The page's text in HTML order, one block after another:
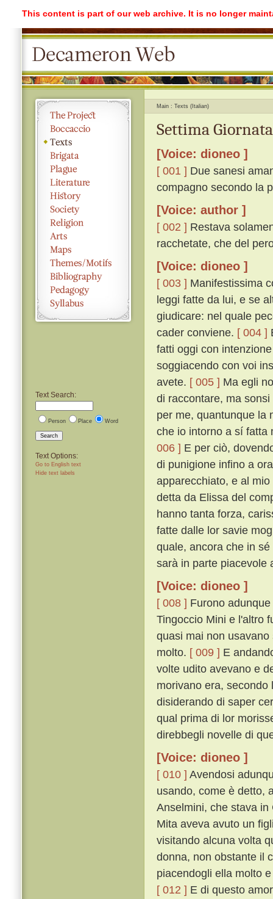
This content is part of our web archive. It is no longer
Text Search:
Person Place Word
Search
Text Options:
Go to English text
Hide text labels
Main Texts (Italian)
Settima
[Voice: dioneo ]
[ 001 ] Due sanesi
compagno secondo la
[Voice: author ]
[ 002 ] Restava
racchetate, che del
[Voice: dioneo ]
[ 003 ] Manifestissima
leggi fatte da lui, e se
giudicare: nel quale
cader conviene. [ 004 ]
fatti oggi con
soggiacendo con voi
avete. [ 005 ] Ma egli
di raccontare, ma
per me, quantunque la
che io intorno a sí fatta
006 ] E per ciò,
di punigione infino a
apparecchiato, e al
detta da Elissa del
hanno tanta forza,
fatte dalle lor savie
quale, ancora che in
sarà in parte piacevole
[Voice: dioneo ]
[ 008 ] Furono
Tingoccio Mini e l'altro
quasi mai non
molto. [ 009 ] E
volte udito avevano e
morivano era,
disiderando di saper
qual prima di lor
direbbegli novelle di
[Voice: dioneo ]
[ 010 ] Avendosi
usando, come è detto,
Anselmini, che stava
Mita aveva avuto un
visitando alcuna volta
donna, non obstante il
piacendogli ella molto
[ 012 ] E di questo